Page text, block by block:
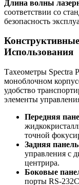
Длина волны
соответствии со
безопасность
Использования
Тахеометры Spectra
моноблочном
удобство
элементы
Передняя
точной
Задняя
управления с
центрира.
Боковые
порты RS-